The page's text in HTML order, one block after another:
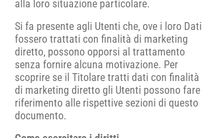
alla loro situazione particolare.
Si fa presente agli Utenti che, ove i loro Dati
fossero trattati con finalità di marketing
diretto, possono opporsi al trattamento
senza fornire alcuna motivazione. Per
scoprire se il Titolare tratti dati con finalità
di marketing diretto gli Utenti possono fare
riferimento alle rispettive sezioni di questo
documento.